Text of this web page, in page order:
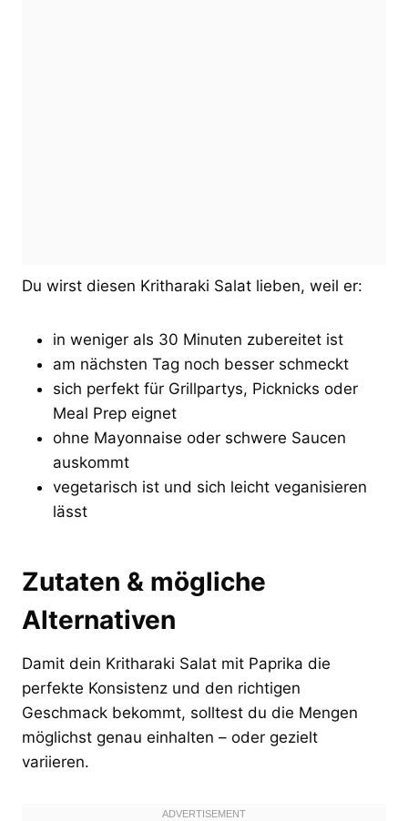
Du wirst diesen Kritharaki Salat lieben, weil er:
in weniger als 30 Minuten zubereitet ist
am nächsten Tag noch besser schmeckt
sich perfekt für Grillpartys, Picknicks oder
Meal Prep eignet
ohne Mayonnaise oder schwere Saucen
auskommt
vegetarisch ist und sich leicht veganisieren
lässt
Zutaten & mögliche
Alternativen
Damit dein Kritharaki Salat mit Paprika die
perfekte Konsistenz und den richtigen
Geschmack bekommt, solltest du die Mengen
möglichst genau einhalten – oder gezielt
variieren.